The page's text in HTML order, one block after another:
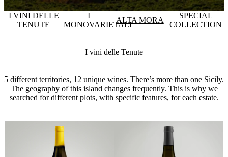
I VINI DELLE
TENUTE
I
MONOVARIETALI
ALTA MORA
SPECIAL
COLLECTION
I vini delle Tenute
5 different territories, 12 unique wines. There’s more than one Sicily.
The geography of this island changes frequently. This is why we
searched for different plots, with specific features, for each estate.